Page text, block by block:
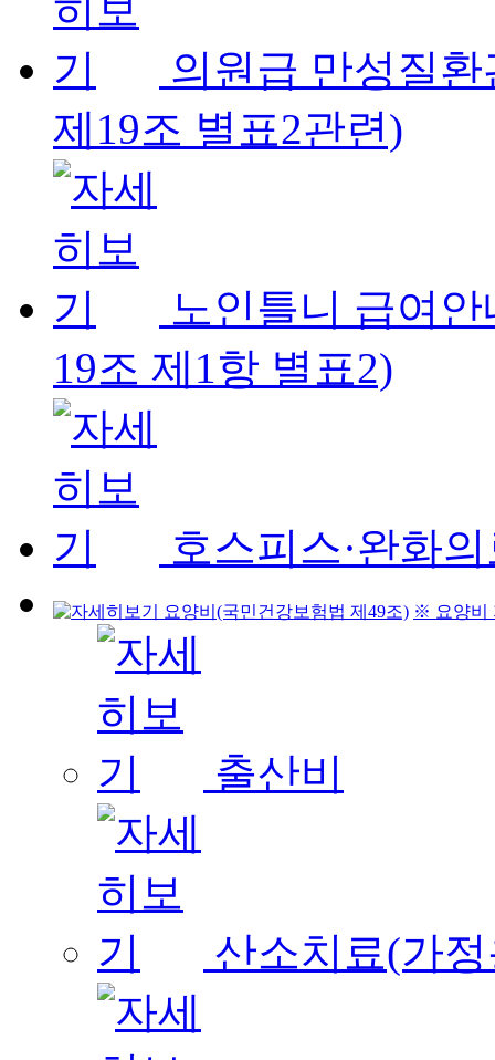
의원급 만성질
제19조 별표2관련)
노인틀니 급여
19조 제1항 별표2)
호스피스·완화
요양비(국민건강보험법 제49조) ※ 요양비
출산비
산소치료(가